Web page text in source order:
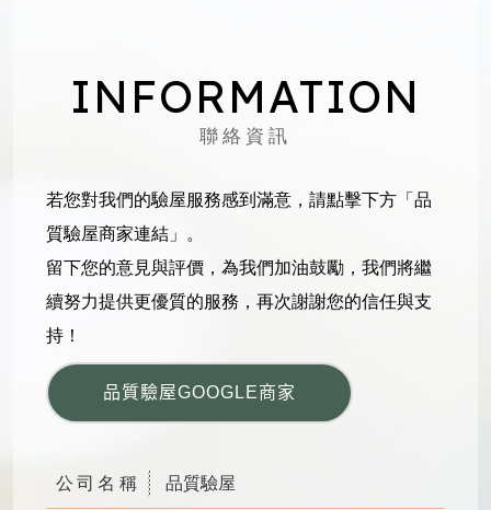
IN FORMATION
聯絡資訊
若您對我們的驗屋服務感到滿意，請點擊下方「品
質驗屋商家連結」。
留下您的意見與評價，為我們加油鼓勵，我們將繼
續努力提供更優質的服務，再次謝謝您的信任與支
持！
品質驗屋GOOGLE商家
公司名稱 品質驗屋